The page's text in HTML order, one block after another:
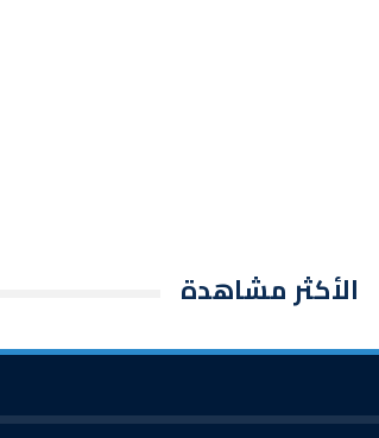
الأكثر مشاهدة